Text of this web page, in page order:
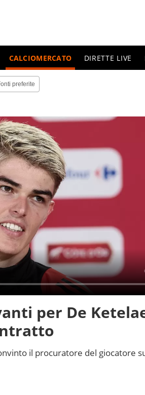
CALCIOMERCATO DIRETTE LIVE
preferite
per De
il procuratore del giocatore